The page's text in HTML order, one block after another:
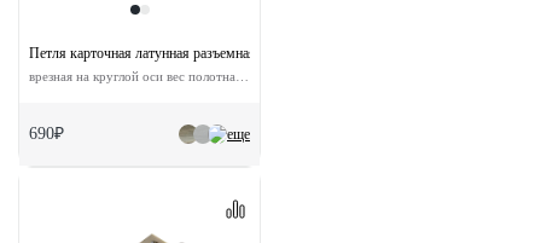
еще
Петля карточная латунная разъемная MB 100X70X3 AB R C правая с короной
690₽